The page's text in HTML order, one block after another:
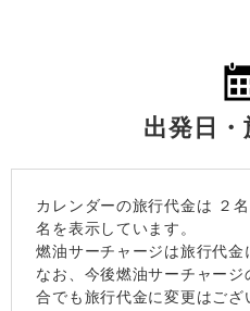
出発日
カレンダーの旅行代金は ２
名を表示しています。
燃油サーチャージは旅行代金
なお、今後燃油サーチャー
合でも旅行代金に変更はござ